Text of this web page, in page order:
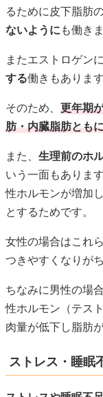
るために皮下脂肪
ないように も働き
またエストロゲンに
する働きもあります
そのため、 更年期
肪・内臓脂肪とも
また、 生理前のホ
いう一面もありま
性ホルモンが増加
とするためです。
女性の場合はこれ
つきやすくなりがち
ちなみに男性の場
性ホルモン（テス
肉量が低下し脂肪
ストレス・睡眠